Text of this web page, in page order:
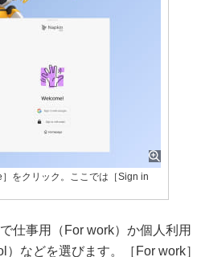
をクリック。ここでは［Sign in
仕事用（For work）か個人利用
などを選びます。［For work］